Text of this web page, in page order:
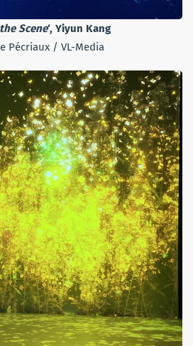
Scene‘, Yiyun Kang
Pécriaux / VL-Media